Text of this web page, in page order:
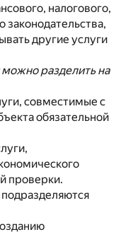
налогового,
законодательства,
другие услуги
разделить на
совместимые с
обязательной
проверки.